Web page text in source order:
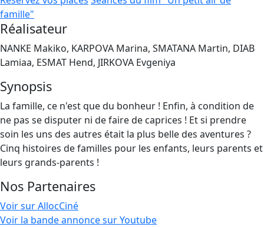
famille"
Réalisateur
NANKE Makiko, KARPOVA Marina, SMATANA Martin, DIAB
Lamiaa, ESMAT Hend, JIRKOVA Evgeniya
Synopsis
La famille, ce n'est que du bonheur ! Enfin, à condition de
ne pas se disputer ni de faire de caprices ! Et si prendre
soin les uns des autres était la plus belle des aventures ?
Cinq histoires de familles pour les enfants, leurs parents et
leurs grands-parents !
Nos Partenaires
Voir sur AllocCiné
Voir la bande annonce sur Youtube